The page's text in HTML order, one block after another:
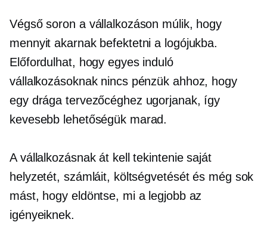
Végső soron a vállalkozáson múlik, hogy
mennyit akarnak befektetni a logójukba.
Előfordulhat, hogy egyes induló
vállalkozásoknak nincs pénzük ahhoz, hogy
egy drága tervezőcéghez ugorjanak, így
kevesebb lehetőségük marad.
A vállalkozásnak át kell tekintenie saját
helyzetét, számláit, költségvetését és még sok
mást, hogy eldöntse, mi a legjobb az
igényeiknek.